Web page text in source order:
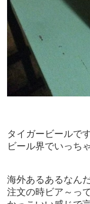
タイガービールです
ビール界でいっち
海外あるあるなん
注文の時ビア～って